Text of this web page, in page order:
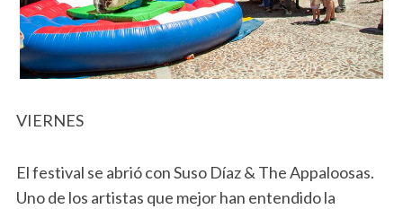
VIERNES
El festival se abrió con Suso Díaz & The Appaloosas.
Uno de los artistas que mejor han entendido la